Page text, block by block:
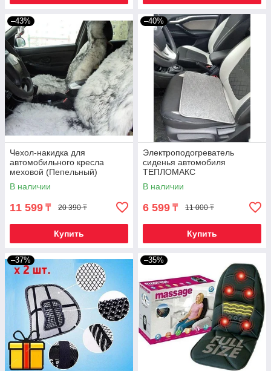
–43%
Чехол-накидка для
автомобильного кресла
меховой (Пепельный)
В наличии
11 599 ₸ 20 390 ₸
Купить
–40%
Электроподогреватель
сиденья автомобиля
ТЕПЛОМАКС
В наличии
6 599 ₸ 11 000 ₸
Купить
–37% –35%